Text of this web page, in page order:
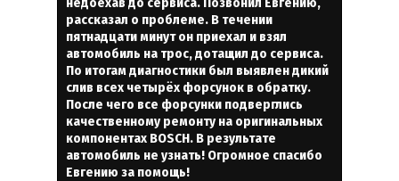
рассказал о проблеме. В течении
пятнадцати минут он приехал и взял
автомобиль на трос, дотащил до сервиса.
По итогам диагностики был выявлен дикий
слив всех четырёх форсунок в обратку.
После чего все форсунки подверглись
качественному ремонту на оригинальных
компонентах BOSCH. В результате
автомобиль не узнать! Огромное спасибо
Евгению за помощь!